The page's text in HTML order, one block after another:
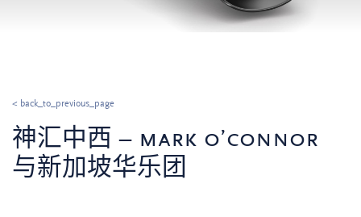
< back_to_previous_page
神汇中西 – mark o’connor
与新加坡华乐团